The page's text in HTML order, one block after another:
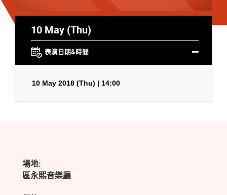
10 May (Thu)
表演日期&時間
10 May 2018 (Thu) | 14:00
場地:
區永熙音樂廳